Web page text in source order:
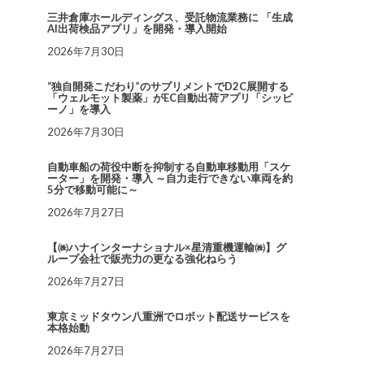
三井倉庫ホールディングス、受託物流業務に 「生成
AI出荷検品アプリ」を開発・導入開始
2026年7月30日
“独自開発こだわり”のサプリメントでD2C展開する
「ウェルモット製薬」がEC自動出荷アプリ「シッピ
ーノ」を導入
2026年7月30日
自動車船の荷役中断を抑制する自動車移動用「スケ
ーター」を開発・導入 ～自力走行できない車両を約
5分で移動可能に～
2026年7月27日
【㈱ハナインターナショナル×星清重機運輸㈱】グ
ループ会社で販売力の更なる強化ねらう
2026年7月27日
東京ミッドタウン八重洲でロボット配送サービスを
本格始動
2026年7月27日